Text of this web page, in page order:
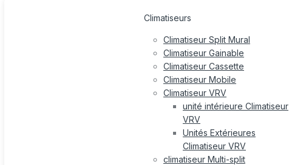
Climatiseurs
Climatiseur Split Mural
Climatiseur Gainable
Climatiseur Cassette
Climatiseur Mobile
Climatiseur VRV
unité intérieure Climatiseur
VRV
Unités Extérieures
Climatiseur VRV
climatiseur Multi-split